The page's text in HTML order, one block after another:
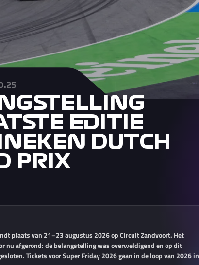
EDITIE
DUTCH
PRIX
plaats van 21–23 augustus 2026 op Circuit Zandvoort. Het
nu afgerond: de belangstelling was overweldigend en op dit
Tickets voor Super Friday 2026 gaan in de loop van 2026 in